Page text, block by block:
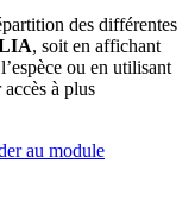
des différentes
, soit en affichant
ou en utilisant
à plus
au module